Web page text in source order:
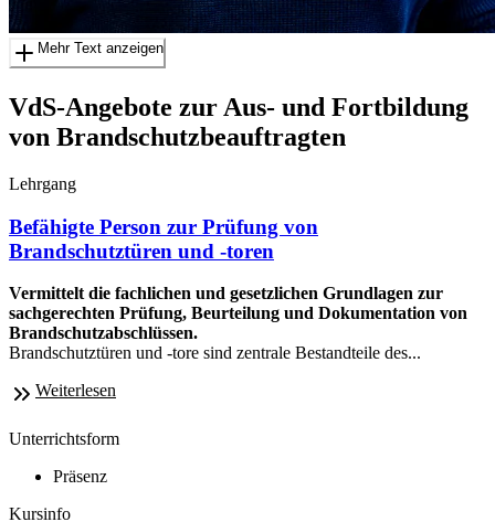
Mehr Text anzeigen
VdS-Angebote zur Aus- und Fortbildung
von Brandschutzbeauftragten
Lehrgang
Befähigte Person zur Prüfung von
Brandschutztüren und -toren
Vermittelt die fachlichen und gesetzlichen Grundlagen zur
sachgerechten Prüfung, Beurteilung und Dokumentation von
Brandschutzabschlüssen.
Brandschutztüren und -tore sind zentrale Bestandteile des...
Weiterlesen
Unterrichtsform
Präsenz
Kursinfo